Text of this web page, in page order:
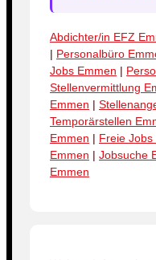
Abdichter/in EFZ
| Personalbüro
Jobs Emmen |
Stellenvermittlung
Emmen |
Temporärstellen
Emmen | Freie Jobs
Emmen | Jobsuche
Emmen